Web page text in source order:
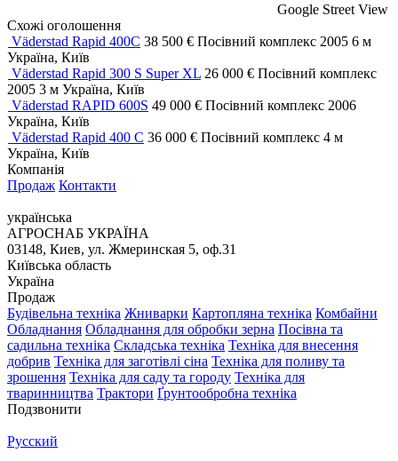
Google Street View
Схожі оголошення
Väderstad Rapid 400C 38 500 € Посівний комплекс 2005 6 м
Україна, Київ
Väderstad Rapid 300 S Super XL 26 000 € Посівний комплекс
2005 3 м Україна, Київ
Väderstad RAPID 600S 49 000 € Посівний комплекс 2006
Україна, Київ
Väderstad Rapid 400 C 36 000 € Посівний комплекс 4 м
Україна, Київ
Компанія
Продаж Контакти
українська
АГРОСНАБ УКРАЇНА
03148, Киев, ул. Жмеринская 5, оф.31
Київська область
Україна
Продаж
Будівельна техніка Жниварки Картопляна техніка Комбайни
Обладнання Обладнання для обробки зерна Посівна та
садильна техніка Складська техніка Техніка для внесення
добрив Техніка для заготівлі сіна Техніка для поливу та
зрошення Техніка для саду та городу Техніка для
тваринництва Трактори Ґрунтообробна техніка
Подзвонити
Русский